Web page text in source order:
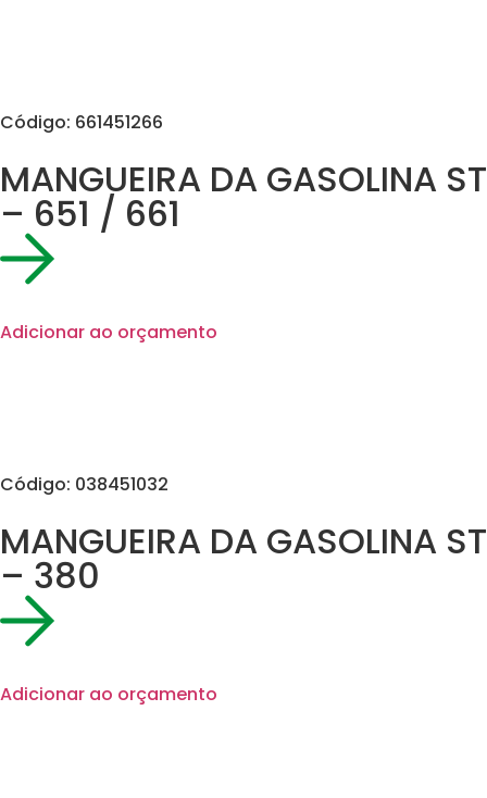
Código: 661451266
MANGUEIRA DA GASOLINA ST
– 651 / 661
Adicionar ao orçamento
Código: 038451032
MANGUEIRA DA GASOLINA ST
– 380
Adicionar ao orçamento